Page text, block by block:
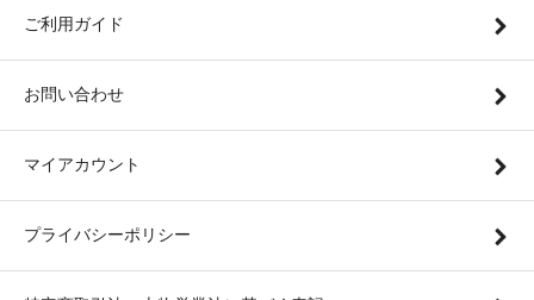
ご利用ガイド
お問い合わせ
マイアカウント
プライバシーポリシー